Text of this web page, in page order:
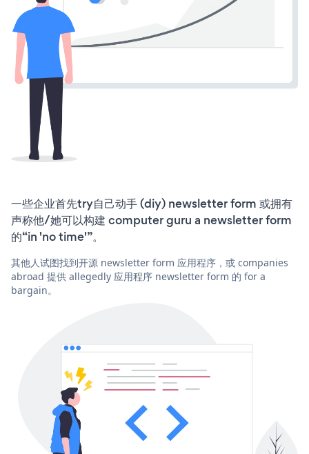
一些企业首先try自己动手 (diy) newsletter form 或拥有
声称他/她可以构建 computer guru a newsletter form
的“in 'no time'”。
其他人试图找到开源 newsletter form 应用程序，或 companies
abroad 提供 allegedly 应用程序 newsletter form 的 for a
bargain。